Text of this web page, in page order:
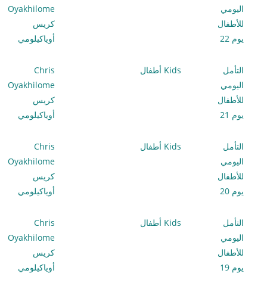
اليومي
للأطفال
يوم 22
Oyakhilome
كريس
أوياكيلومي
التأمل
اليومي
للأطفال
يوم 21
Kids أطفال
Chris
Oyakhilome
كريس
أوياكيلومي
التأمل
اليومي
للأطفال
يوم 20
Kids أطفال
Chris
Oyakhilome
كريس
أوياكيلومي
التأمل
اليومي
للأطفال
يوم 19
Kids أطفال
Chris
Oyakhilome
كريس
أوياكيلومي